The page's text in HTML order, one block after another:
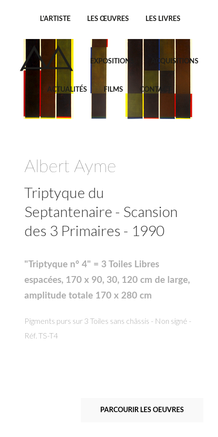
L'ARTISTE LES ŒUVRES LES LIVRES
EXPOSITIONS ACQUISITIONS
ACTUALITÉS FILMS CONTACT
Albert Ayme
Triptyque du
Septantenaire - Scansion
des 3 Primaires - 1990
"Triptyque n° 4" = 3 Toiles Libres
espacées, 170 x 90, 30, 120 cm de large,
amplitude totale 170 x 280 cm
Pigments purs sur 3 Toiles sans châssis - Non signé -
Réf. TS-T4
PARCOURIR LES OEUVRES